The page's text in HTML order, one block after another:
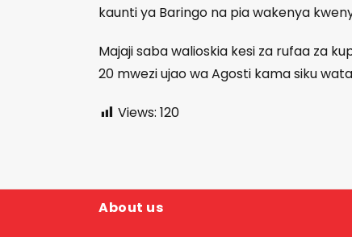
kaunti ya Baringo na pia wakenya
Majaji saba walioskia kesi za rufaa za
20 mwezi ujao wa Agosti kama siku
Views: 120
About us